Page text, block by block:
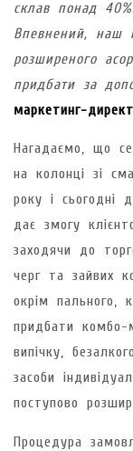
склав понад
Впевнений, наш
розширеного
придбати за
маркетинг-
Нагадаємо, що
на колонці зі
року і сьогодні
дає змогу
заходячи до
черг та зайвих
окрім пального,
придбати комбо-
випічку,
засоби
поступово
Процедура